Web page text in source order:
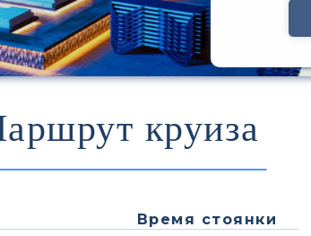
круиза
Время стоянки